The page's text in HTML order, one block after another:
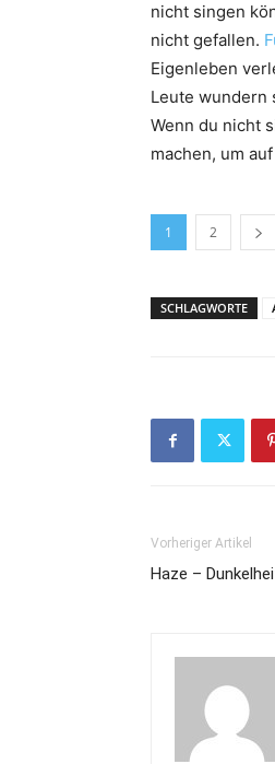
nicht singen
nicht gefallen.
Eigenleben
Leute wundern
Wenn du nicht
machen, um
1 2
SCHLAGWORTE
Vorheriger Artikel
Haze –